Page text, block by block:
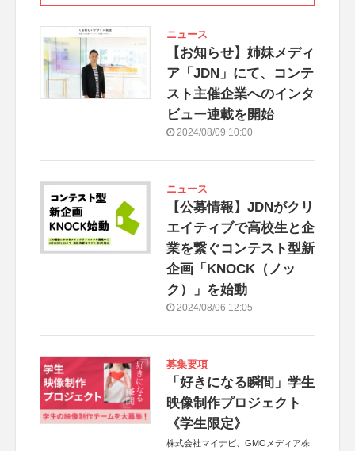
ニュース
【お知らせ】姉妹メディ
ア「JDN」にて、コンテ
スト主催企業へのインタ
ビュー連載を開始
2024/08/09 10:00
ニュース
【公募情報】JDNがクリ
エイティブで高校生と企
業を繋ぐコンテスト型新
企画「KNOCK（ノッ
ク）」を始動
2024/08/06 12:05
募集要項
「好きになる瞬間」学生
映像制作プロジェクト
《学生限定》
株式会社マイナビ、GMOメディア株